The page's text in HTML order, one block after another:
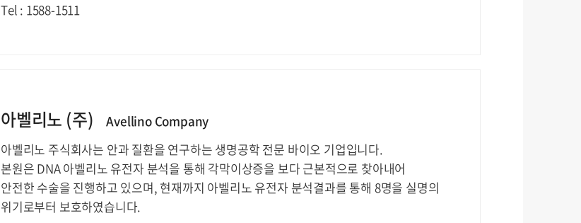
Tel : 1588-1511
아벨리노 (주)
Avellino Company
아벨리노 주식회사는 안과 질환을 연구하는 생명공학 전문 바이오 기업입니다.
본원은 DNA 아벨리노 유전자 분석을 통해 각막이상증을 보다 근본적으로 찾아내어
안전한 수술을 진행하고 있으며, 현재까지 아벨리노 유전자 분석결과를 통해 8명을 실명의
위기로부터 보호하였습니다.